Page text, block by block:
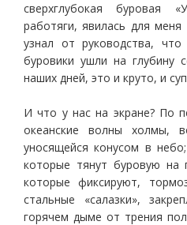
сверхглубокая буровая
работяги, явилась для
узнал от руководства,
буровики ушли на глубину
наших дней, это и круто, и
И что у нас на экране? По
океанские волны холмы,
уносящейся конусом в
которые тянут буровую на
которые фиксируют,
стальные «салазки»,
горячем дыме от трения